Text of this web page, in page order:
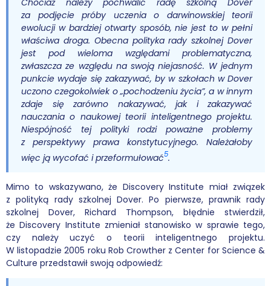
za podjęcie próby uczenia o darwinowskiej teorii
ewolucji w bardziej otwarty sposób, nie jest to w pełni
właściwa droga. Obecna polityka rady szkolnej Dover
jest pod wieloma względami problematyczna,
zwłaszcza ze względu na swoją niejasność. W jednym
punkcie wydaje się zakazywać, by w szkołach w Dover
uczono czegokolwiek o „pochodzeniu życia”, a w innym
zdaje się zarówno nakazywać, jak i zakazywać
nauczania o naukowej teorii inteligentnego projektu.
Niespójność tej polityki rodzi poważne problemy
z perspektywy prawa konstytucyjnego. Należałoby
więc ją wycofać i przeformułować5.
Mimo to wskazywano, że Discovery Institute miał związek
z polityką rady szkolnej Dover. Po pierwsze, prawnik rady
szkolnej Dover, Richard Thompson, błędnie stwierdził,
że Discovery Institute zmieniał stanowisko w sprawie tego,
czy należy uczyć o teorii inteligentnego projektu.
W listopadzie 2005 roku Rob Crowther z Center for Science &
Culture przedstawił swoją odpowiedź: